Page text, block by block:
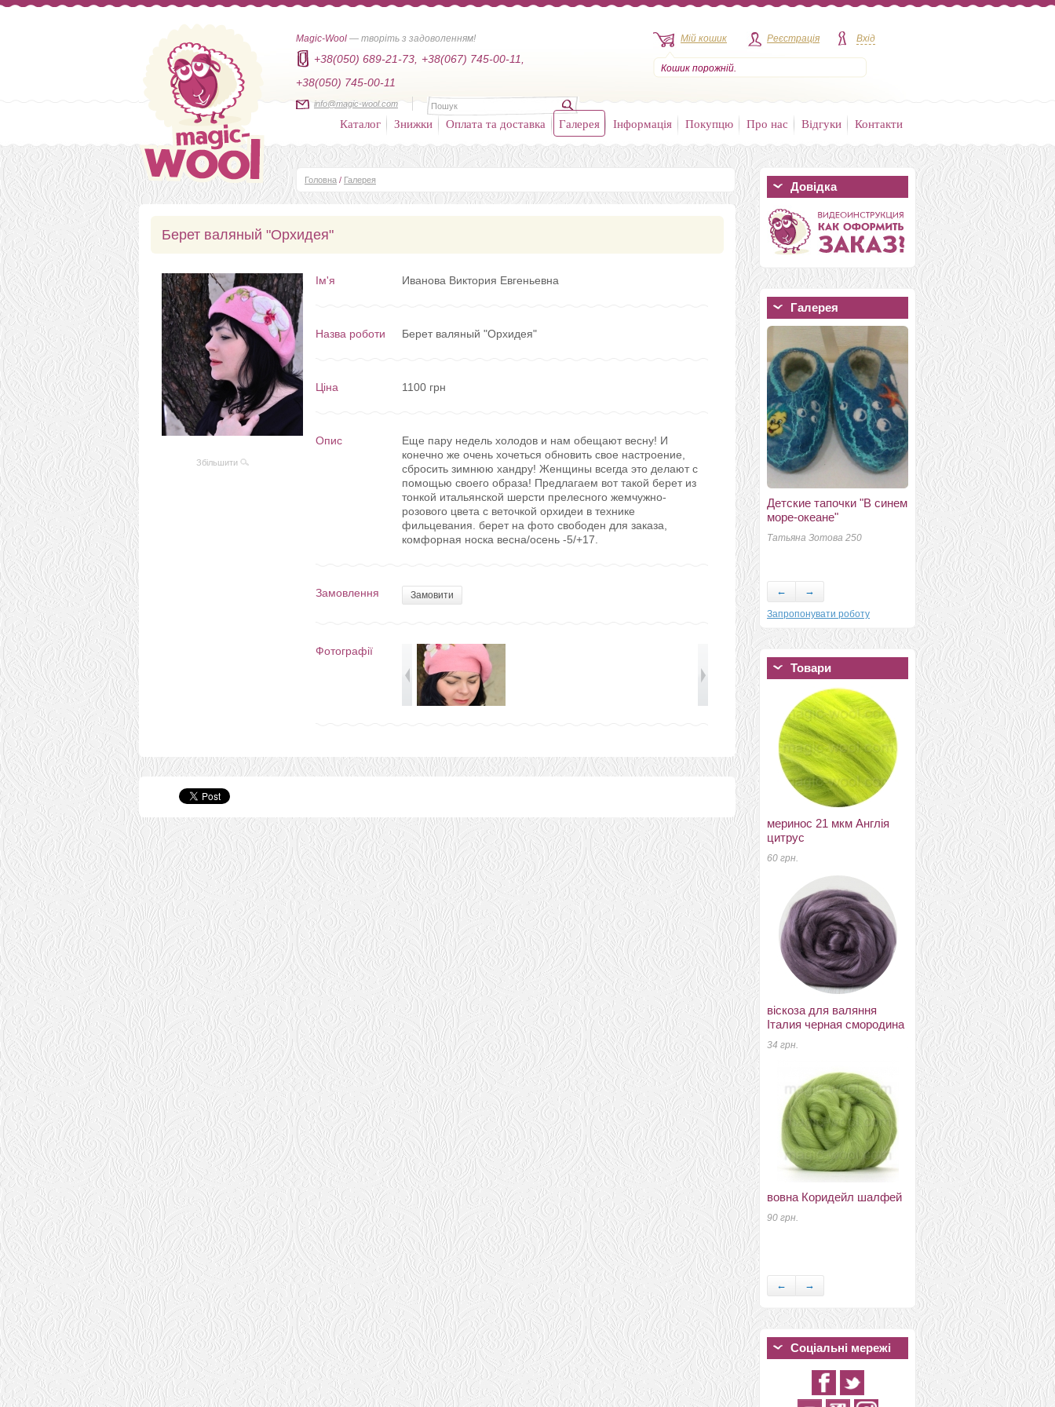
Magic-Wool — творіть з задоволенням!
+38(050) 689-21-73,
+38(067) 745-00-11,
+38(050) 745-00-11
info@magic-wool.com
Мій кошик
Кошик порожній.
Реєстрація Вхід
Каталог Знижки Оплата та доставка Галерея Інформація Покупцю Про нас Відгуки Контакти
Довідка
Галерея
Детские тапочки "В синем
море-океане"
Татьяна Зотова 250
Брошь "Чертополох"
Иванова Виктория Евгеньевна
150
← →
Запропонувати роботу
Товари
меринос 21 мкм Англія
цитрус
60 грн.
віскоза для валяння
Італия черная смородина
34 грн.
вовна Коридейл шалфей
90 грн.
шерсть 22-24мкм Троицк
клевер
90 грн.
кап мерино 19мкм
Германия фиолетовый
290 грн.
Рамочные замки, цепочки
для сумок фермуар
сумочный с ручкой
20,5см золото
189 грн.
← →
Соціальні мережі
Головна / Галерея
Берет валяный "Орхидея"
Збільшити
Ім'я Иванова Виктория Евгеньевна
Назва роботи Берет валяный "Орхидея"
Ціна 1100 грн
Опис
Еще пару недель холодов и нам обещают весну! И
конечно же очень хочеться обновить свое настроение,
сбросить зимнюю хандру! Женщины всегда это делают с
помощью своего образа! Предлагаем вот такой берет из
тонкой итальянской шерсти прелесного жемчужно-
розового цвета с веточкой орхидеи в технике
фильцевания. берет на фото свободен для заказа,
комфорная носка весна/осень -5/+17.
Замовлення Замовити
Фотографії